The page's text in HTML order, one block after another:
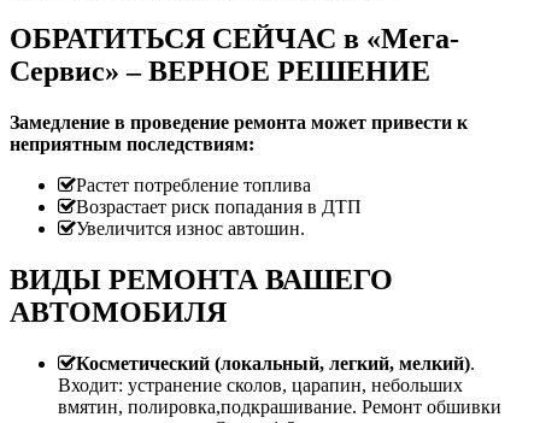
ОБРАТИТЬСЯ СЕЙЧАС в «Мега-
Сервис» – ВЕРНОЕ РЕШЕНИЕ
Замедление в проведение ремонта может привести к
неприятным последствиям:
Растет потребление топлива
Возрастает риск попадания в ДТП
Увеличится износ автошин.
ВИДЫ РЕМОНТА ВАШЕГО
АВТОМОБИЛЯ
Косметический (локальный, легкий, мелкий).
Входит: устранение сколов, царапин, небольших
вмятин, полировка,подкрашивание. Ремонт обшивки